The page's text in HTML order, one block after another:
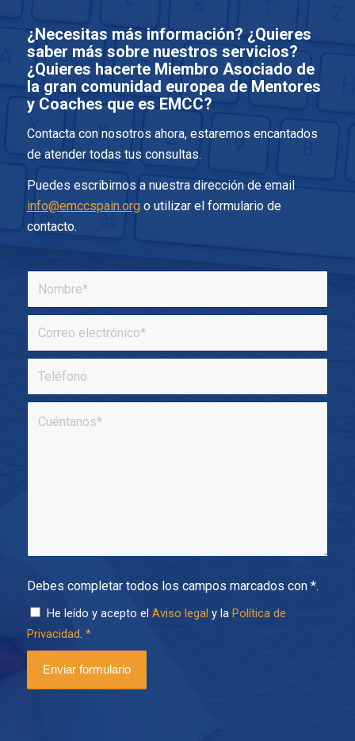
¿Necesitas más información? ¿Quieres
saber más sobre nuestros servicios?
¿Quieres hacerte Miembro Asociado de
la gran comunidad europea de Mentores
y Coaches que es EMCC?
Contacta con nosotros ahora, estaremos encantados
de atender todas tus consultas.
Puedes escribirnos a nuestra dirección de email
info@emccspain.orgo utilizar el formulario de
contacto.
Debes completar todos los campos marcados con *.
He leído y acepto el Aviso legal y la Política de
Privacidad. *